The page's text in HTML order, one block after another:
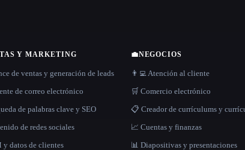
Y MARKETING
de ventas y generación de leads
de correo electrónico
de palabras clave y SEO
de redes sociales
y datos de clientes
💼NEGOCIOS
👨‍💻 Atención al cliente
🛒 Comercio electrónico
📋 Creador de currículums y
📈 Cuentas y finanzas
📊 Diapositivas y presentaciones